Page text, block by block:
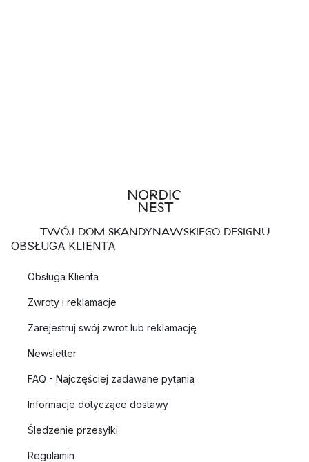
TWÓJ DOM SKANDYNAWSKIEGO DESIGNU
OBSŁUGA KLIENTA
Obsługa Klienta
Zwroty i reklamacje
Zarejestruj swój zwrot lub reklamację
Newsletter
FAQ - Najczęściej zadawane pytania
Informacje dotyczące dostawy
Śledzenie przesyłki
Regulamin